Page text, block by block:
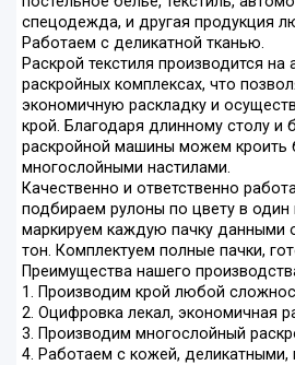
спецодежда, и другая продукция
Работаем с деликатной тканью.
Раскрой текстиля производится
раскройных комплексах, что
экономичную раскладку и
крой. Благодаря длинному столу и
раскройной машины можем кроить
многослойными настилами.
Качественно и ответственно
подбираем рулоны по цвету в один
маркируем каждую пачку данными
тон. Комплектуем полные пачки,
Преимущества нашего
1. Производим крой любой
2. Оцифровка лекал, экономичная
3. Производим многослойный
4. Работаем с кожей, деликатными,